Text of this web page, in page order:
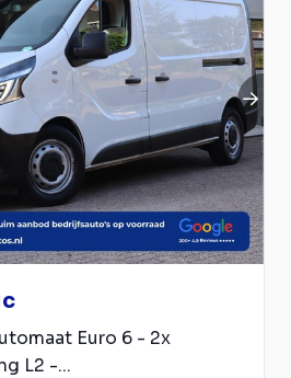
Euro 6 - 2x
L2 -...